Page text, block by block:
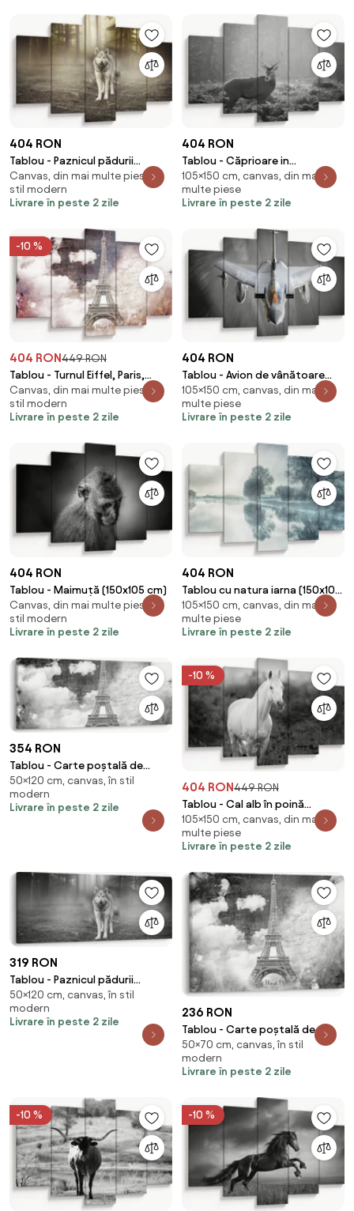
404 RON
Tablou - Paznicul pădurii
(150x105 cm)
Canvas, din mai multe piese, în
stil modern
Livrare în peste 2 zile
404 RON
Tablou - Căprioare in
pădure,alb-negru (150x105 cm)
105×150 cm, canvas, din mai
multe piese
Livrare în peste 2 zile
-10 %
404 RON449 RON
Tablou - Turnul Eiffel, Paris,
Franța (150x105 cm)
Canvas, din mai multe piese, în
stil modern
Livrare în peste 2 zile
404 RON
Tablou - Avion de vânătoare
(150x105 cm)
105×150 cm, canvas, din mai
multe piese
Livrare în peste 2 zile
404 RON
Tablou - Maimuță (150x105 cm)
Canvas, din mai multe piese, în
stil modern
Livrare în peste 2 zile
404 RON
Tablou cu natura iarna (150x105
cm)
105×150 cm, canvas, din mai
multe piese
Livrare în peste 2 zile
354 RON
Tablou - Carte poștală de
epocă a orașului N⁰3 (120x50
cm)
50×120 cm, canvas, în stil
modern
Livrare în peste 2 zile
-10 %
404 RON449 RON
Tablou - Cal alb în poină
(150x105 cm)
105×150 cm, canvas, din mai
multe piese
Livrare în peste 2 zile
319 RON
Tablou - Paznicul pădurii
(120x50 cm)
50×120 cm, canvas, în stil
modern
Livrare în peste 2 zile
236 RON
Tablou - Carte poștală de
epocă a orașului N⁰3 (70x50
cm)
50×70 cm, canvas, în stil
modern
Livrare în peste 2 zile
-10 % -10 %